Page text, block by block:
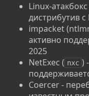
Linux-
дистрибутив
impacket
активно
2025
NetExec ( nxc )
Coercer -